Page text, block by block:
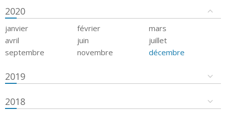
2020
janvier février
mars
avril
juin
juillet
septembre
novembre décembre
2019
2018